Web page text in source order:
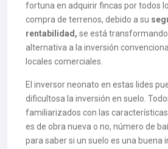
fortuna en adquirir fincas por todos
compra de terrenos, debido a su
rentabilidad, se está
alternativa a la inversión
locales comerciales.
El inversor neonato en estas lides
dificultosa la inversión en suelo.
familiarizados con las
es de obra nueva o no, número de
para saber si un suelo es una buena